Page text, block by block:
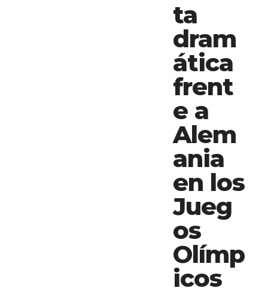
ta
dram
ática
frent
e a
Alem
ania
en los
Jueg
os
Olímp
icos